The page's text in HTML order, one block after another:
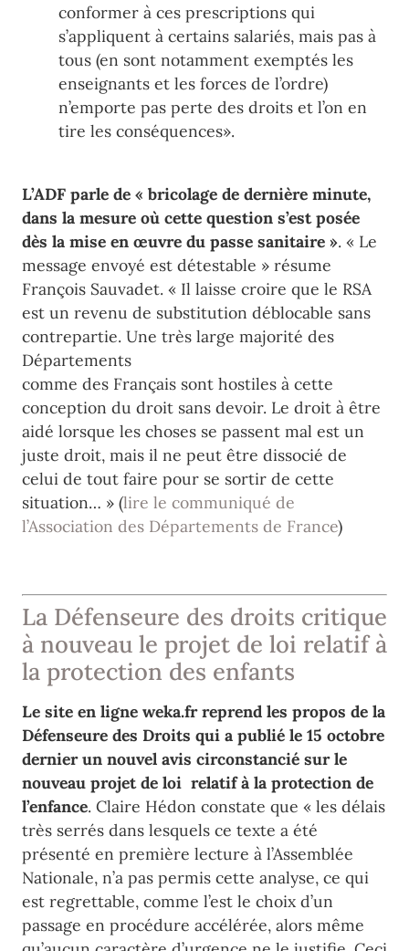
conformer à ces prescriptions qui
s’appliquent à certains salariés, mais pas à
tous (en sont notamment exemptés les
enseignants et les forces de l’ordre)
n’emporte pas perte des droits et l’on en
tire les conséquences».
L’ADF parle de « bricolage de dernière minute,
dans la mesure où cette question s’est posée
dès la mise en œuvre du passe sanitaire ». « Le
message envoyé est détestable » résume
François Sauvadet. « Il laisse croire que le RSA
est un revenu de substitution déblocable sans
contrepartie. Une très large majorité des
Départements
comme des Français sont hostiles à cette
conception du droit sans devoir. Le droit à être
aidé lorsque les choses se passent mal est un
juste droit, mais il ne peut être dissocié de
celui de tout faire pour se sortir de cette
situation… » (lire le communiqué de
l’Association des Départements de France)
La Défenseure des droits critique
à nouveau le projet de loi relatif à
la protection des enfants
Le site en ligne weka.fr reprend les propos de la
Défenseure des Droits qui a publié le 15 octobre
dernier un nouvel avis circonstancié sur le
nouveau projet de loi relatif à la protection de
l’enfance. Claire Hédon constate que « les délais
très serrés dans lesquels ce texte a été
présenté en première lecture à l’Assemblée
Nationale, n’a pas permis cette analyse, ce qui
est regrettable, comme l’est le choix d’un
passage en procédure accélérée, alors même